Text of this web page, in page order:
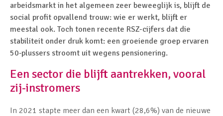
arbeidsmarkt in het algemeen zeer beweeglijk is, blijft de
social profit opvallend trouw: wie er werkt, blijft er
meestal ook. Toch tonen recente RSZ-cijfers dat die
stabiliteit onder druk komt: een groeiende groep ervaren
50‑plussers stroomt uit wegens pensionering.
Een sector die blijft aantrekken, vooral
zij-instromers
In 2021 stapte meer dan een kwart (28,6%) van de nieuwe